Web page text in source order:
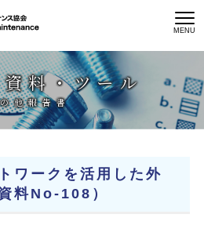
MENU
料・ツール
他報告書
ワークを活用した外
料No-108）